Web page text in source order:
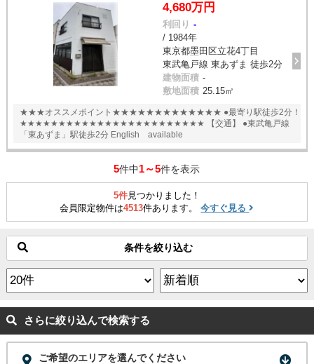
4,680万円
利回り -
/ 1984年
東京都墨田区立花4丁目
東武亀戸線 東あずま 徒歩2分
建物面積 -
敷地面積 25.15㎡
★★★オススメポイント★★★★★★★★★★★★★ ●最寄り駅徒歩2分！
★★★★★★★★★★★★★★★★★★★★★★★★ 【交通】 ●東武亀戸線
「東あずま」駅徒歩2分 English available
5件中1～5件を表示
5件見つかりました！
会員限定物件は4513件あります。今すぐ見る
条件を絞り込む
さらに絞り込んで検索する
ご希望のエリアを選んでください